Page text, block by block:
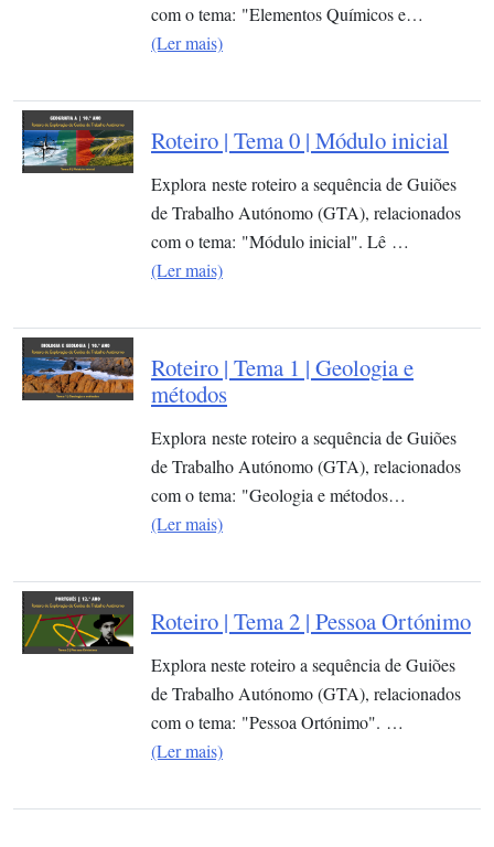
com o tema: "Elementos Químicos e…
(Ler mais)
Roteiro | Tema 0 | Módulo inicial
Explora neste roteiro a sequência de Guiões
de Trabalho Autónomo (GTA), relacionados
com o tema: "Módulo inicial". Lê …
(Ler mais)
Roteiro | Tema 1 | Geologia e
métodos
Explora neste roteiro a sequência de Guiões
de Trabalho Autónomo (GTA), relacionados
com o tema: "Geologia e métodos…
(Ler mais)
Roteiro | Tema 2 | Pessoa Ortónimo
Explora neste roteiro a sequência de Guiões
de Trabalho Autónomo (GTA), relacionados
com o tema: "Pessoa Ortónimo". …
(Ler mais)